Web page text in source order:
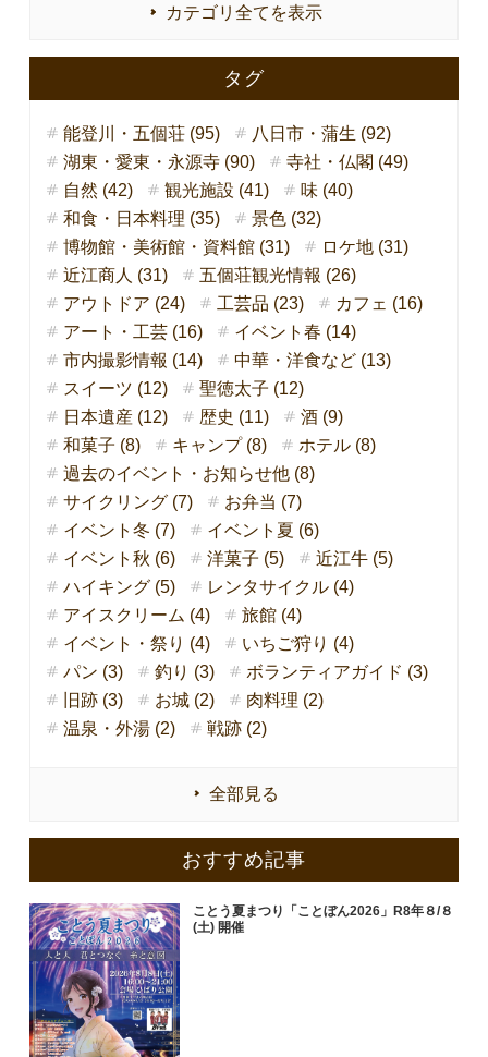
カテゴリ全てを表示
タグ
能登川・五個荘 (95)
八日市・蒲生 (92)
湖東・愛東・永源寺 (90)
寺社・仏閣 (49)
自然 (42)
観光施設 (41)
味 (40)
和食・日本料理 (35)
景色 (32)
博物館・美術館・資料館 (31)
ロケ地 (31)
近江商人 (31)
五個荘観光情報 (26)
アウトドア (24)
工芸品 (23)
カフェ (16)
アート・工芸 (16)
イベント春 (14)
市内撮影情報 (14)
中華・洋食など (13)
スイーツ (12)
聖徳太子 (12)
日本遺産 (12)
歴史 (11)
酒 (9)
和菓子 (8)
キャンプ (8)
ホテル (8)
過去のイベント・お知らせ他 (8)
サイクリング (7)
お弁当 (7)
イベント冬 (7)
イベント夏 (6)
イベント秋 (6)
洋菓子 (5)
近江牛 (5)
ハイキング (5)
レンタサイクル (4)
アイスクリーム (4)
旅館 (4)
イベント・祭り (4)
いちご狩り (4)
パン (3)
釣り (3)
ボランティアガイド (3)
旧跡 (3)
お城 (2)
肉料理 (2)
温泉・外湯 (2)
戦跡 (2)
全部見る
おすすめ記事
ことう夏まつり「ことぼん2026」R8年８/８
(土) 開催